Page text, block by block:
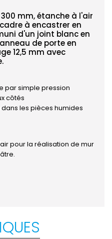
mm, étanche à l'air
à encastrer en
d'un joint blanc en
de porte en
12,5 mm avec
par simple pression
côtés
les pièces humides
pour la réalisation de mur